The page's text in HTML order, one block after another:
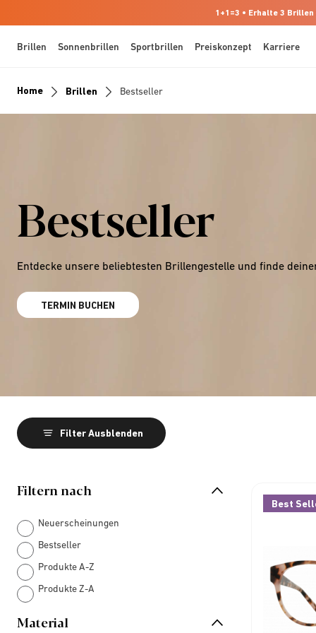
1+1=3 • Erhalte 3 Brillen
Brillen Sonnenbrillen Sportbrillen Preiskonzept Karriere
Home Brillen Bestseller
Bestseller
Entdecke unsere beliebtesten Brillengestelle und finde
TERMIN BUCHEN
Filter Ausblenden
Filtern nach
Neuerscheinungen
Bestseller
Produkte A-Z
Produkte Z-A
Material
Best